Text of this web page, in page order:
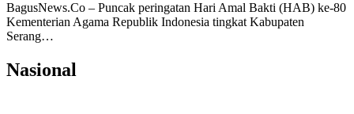
BagusNews.Co – Puncak peringatan Hari Amal Bakti (HAB) ke-80
Kementerian Agama Republik Indonesia tingkat Kabupaten
Serang…
Nasional